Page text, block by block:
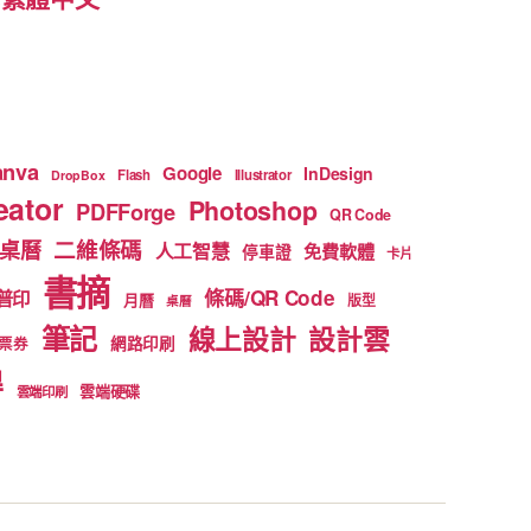
DropBox Flash Google Illustrator InDesign
PDFForge Photoshop QR Code
曆 二維條碼 人工智慧 停車證 免費軟體 卡片
印 書摘 月曆 桌曆 條碼/QR Code 版型
券 筆記 網路印刷 線上設計 設計雲
雲端印刷 雲端硬碟